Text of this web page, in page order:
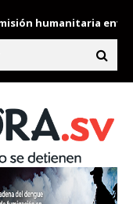
humanitaria enviada a